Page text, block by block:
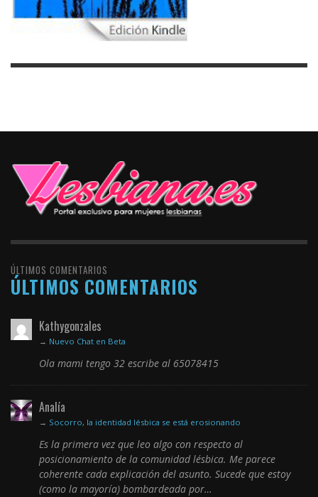
ÚLTIMOS COMENTARIOS
ÚLTIMOS COMENTARIOS
Kathygonzales
→ Nuevo Chat en Beta
Ola mami tengo 32 escribe al 65078415
Analía
→ Socorro, la identidad lésbica se está erosionando
Es la primera vez que leo algo con respecto al
posicionamiento de la comunidad lésbica. Me parece
coherente cada explicación del asunto. Sucede que estoy
(como la mayoría) bombardeada por…